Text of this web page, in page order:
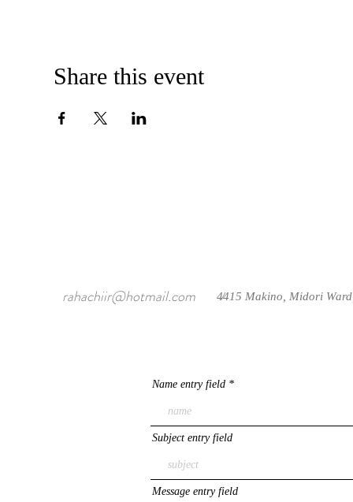
Share this event
rahachiir@hotmail.com /
4415 Makino, Midori
Name entry field
Subject entry field
Message entry field